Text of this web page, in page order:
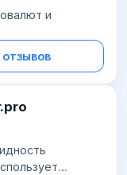
отзывов